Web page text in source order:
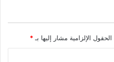
الحقول الإلزامية مشار إليها بـ *